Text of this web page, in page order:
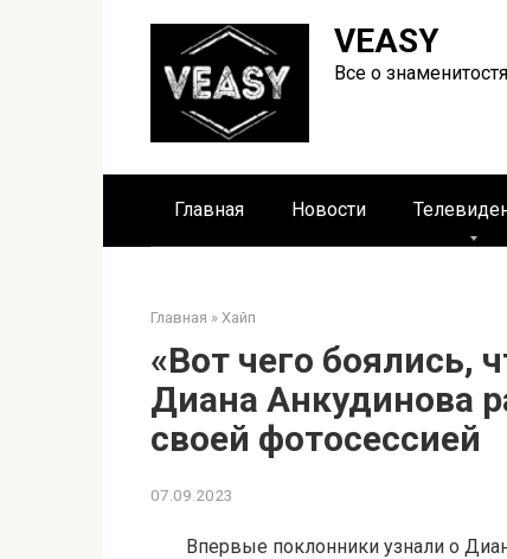
VEASY
Все о
Главная Новости
Главная » Хайп
«Вот чего боялись,
Диана Анкудинова
своей фотосессией
07.09.2023
Впервые поклонники узнали о